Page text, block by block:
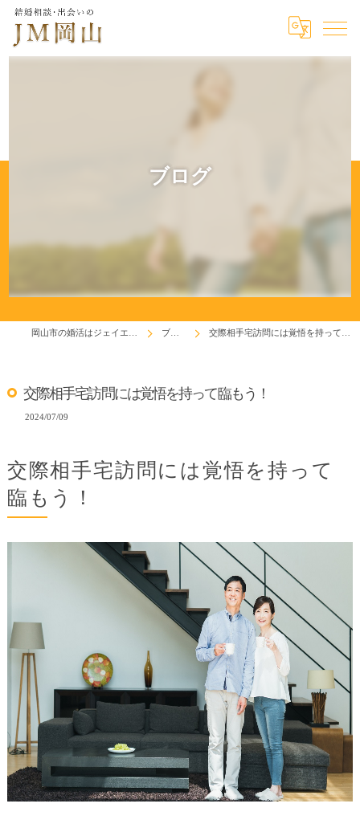
ブログ
ブログ 交際相手宅訪問には覚悟を持って臨もう！
交際相手宅訪問には覚悟を持って臨もう！
2024/07/09
交際相手宅訪問には覚悟を持って
臨もう！